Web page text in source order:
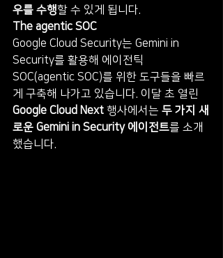
우를 수행할 수 있게 됩니다.
The agentic SOC
Google Cloud Security는 Gemini in
Security를 활용해 에이전틱
SOC(agentic SOC)를 위한 도구들을 빠르
게 구축해 나가고 있습니다. 이달 초 열린
Google Cloud Next 행사에서는 두 가지 새
로운 Gemini in Security 에이전트를 소개
했습니다.